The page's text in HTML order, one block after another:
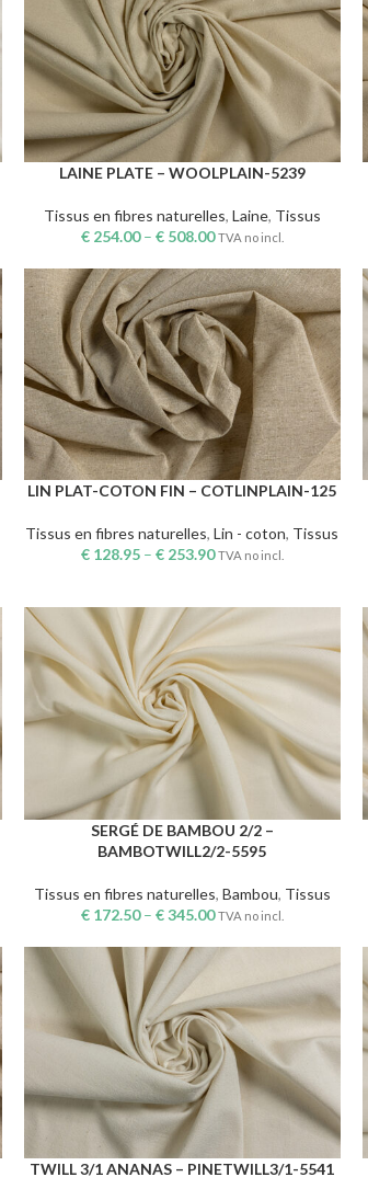
CHOIX DES OPTIONS
LAINE PLATE – WOOLPLAIN-5239
Tissus en fibres naturelles, Laine, Tissus
€254.00– €508.00 TVA no incl.
CHOIX DES OPTIONS
LIN PLAT-COTON FIN – COTLINPLAIN-125
Tissus en fibres naturelles,Lin - coton, Tissus
€128.95– €253.90 TVA no incl.
CHOIX DES OPTIONS
SERGÉ DE BAMBOU 2/2 –
BAMBOTWILL2/2-5595
Tissus en fibres naturelles, Bambou, Tissus
€172.50– €345.00 TVA no incl.
CHOIX DES OPTIONS
TWILL 3/1 ANANAS – PINETWILL3/1-5541